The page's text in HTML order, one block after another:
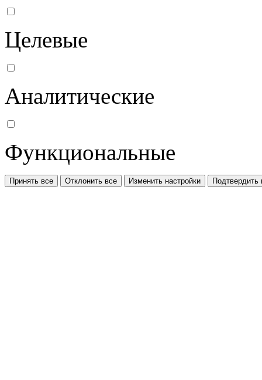
Целевые
Аналитические
Функциональные
Принять все Отклонить все Изменить настройки Подтвердить